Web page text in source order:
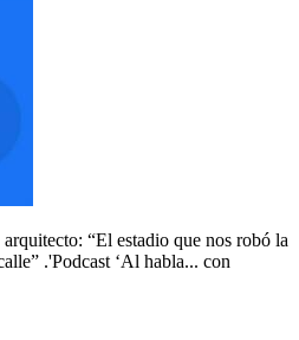
“El estadio que nos robó la
.'Podcast ‘Al habla... con